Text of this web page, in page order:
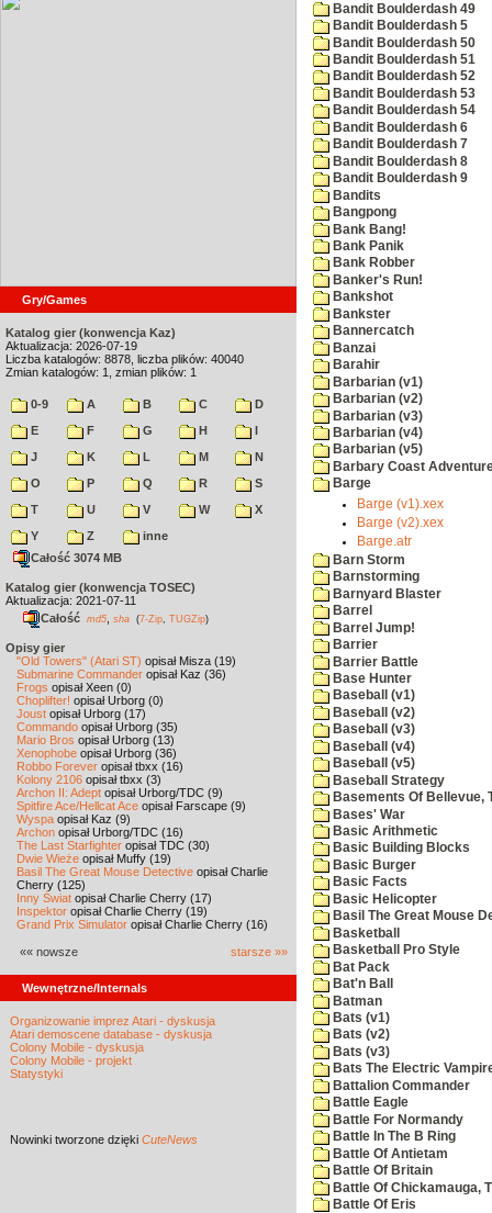
Gry/Games
Katalog gier (konwencja Kaz)
Aktualizacja: 2026-07-19
Liczba katalogów: 8878, liczba plików: 40040
Zmian katalogów: 1, zmian plików: 1
0-9 A B C
D
E
F G H
I
J
K L M
N
O
P Q R
S
T
U V W
X
Y
Z
inne
Całość 3074 MB
Katalog gier (konwencja TOSEC)
Aktualizacja: 2021-07-11
Całość md5 sha (7-Zip TUGZip)
Opisy gier
"Old Towers" (Atari ST) opisał Misza (19)
Submarine Commander opisał Kaz (36)
Frogs opisał Xeen (0)
Choplifter! opisał Urborg (0)
Joust opisał Urborg (17)
Commando opisał Urborg (35)
Mario Bros opisał Urborg (13)
Xenophobe opisał Urborg (36)
Robbo Forever opisał tbxx (16)
Kolony 2106 opisał tbxx (3)
Archon II: Adept opisał Urborg/TDC (9)
Spitfire Ace/Hellcat Ace opisał Farscape (9)
Wyspa opisał Kaz (9)
Archon opisał Urborg/TDC (16)
The Last Starfighter opisał TDC (30)
Dwie Wieże opisał Muffy (19)
Basil The Great Mouse Detective opisał Charlie
Cherry (125)
Inny Świat opisał Charlie Cherry (17)
Inspektor opisał Charlie Cherry (19)
Grand Prix Simulator opisał Charlie Cherry (16)
«« nowsze starsze »»
Wewnętrzne/Internals
Organizowanie imprez Atari - dyskusja
Atari demoscene database - dyskusja
Colony Mobile - dyskusja
Colony Mobile - projekt
Statystyki
Nowinki tworzone dzięki CuteNews
Bandit Boulderdash 49
Bandit Boulderdash 5
Bandit Boulderdash 50
Bandit Boulderdash 51
Bandit Boulderdash 52
Bandit Boulderdash 53
Bandit Boulderdash 54
Bandit Boulderdash 6
Bandit Boulderdash 7
Bandit Boulderdash 8
Bandit Boulderdash 9
Bandits
Bangpong
Bank Bang!
Bank Panik
Bank Robber
Banker's Run!
Bankshot
Bankster
Bannercatch
Banzai
Barahir
Barbarian (v1)
Barbarian (v2)
Barbarian (v3)
Barbarian (v4)
Barbarian (v5)
Barbary Coast
Barge
Barge (v1).xex
Barge (v2).xex
Barge.atr
Barn Storm
Barnstorming
Barnyard Blaster
Barrel
Barrel Jump!
Barrier
Barrier Battle
Base Hunter
Baseball (v1)
Baseball (v2)
Baseball (v3)
Baseball (v4)
Baseball (v5)
Baseball Strategy
Basements Of Bellevue,
Bases' War
Basic Arithmetic
Basic Building Blocks
Basic Burger
Basic Facts
Basic Helicopter
Basil The Great Mouse
Basketball
Basketball Pro Style
Bat Pack
Bat'n Ball
Batman
Bats (v1)
Bats (v2)
Bats (v3)
Bats The Electric
Battalion Commander
Battle Eagle
Battle For Normandy
Battle In The B Ring
Battle Of Antietam
Battle Of Britain
Battle Of Chickamauga,
Battle Of Eris